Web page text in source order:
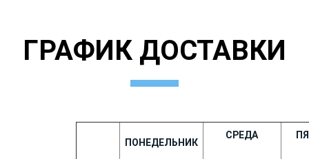
ГРАФИК ДОСТАВКИ
ПОНЕДЕЛЬНИК
СРЕДА